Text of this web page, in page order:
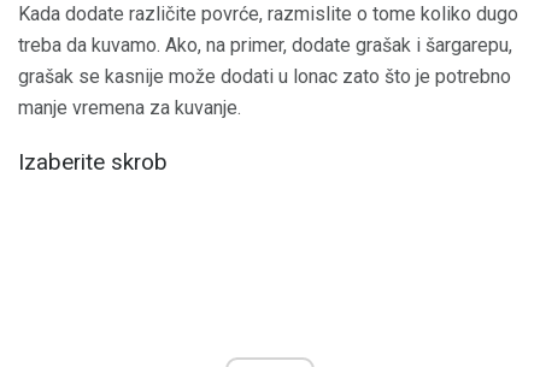
Kada dodate različite povrće, razmislite o tome koliko dugo
treba da kuvamo. Ako, na primer, dodate grašak i šargarepu,
grašak se kasnije može dodati u lonac zato što je potrebno
manje vremena za kuvanje.
Izaberite skrob